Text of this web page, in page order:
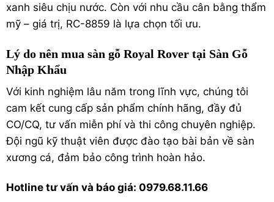
xanh siêu chịu nước. Còn với nhu cầu cân bằng thẩm
mỹ – giá trị, RC-8859 là lựa chọn tối ưu.
Lý do nên mua sàn gỗ Royal Rover tại Sàn Gỗ
Nhập Khẩu
Với kinh nghiệm lâu năm trong lĩnh vực, chúng tôi
cam kết cung cấp sản phẩm chính hãng, đầy đủ
CO/CQ, tư vấn miễn phí và thi công chuyên nghiệp.
Đội ngũ kỹ thuật viên được đào tạo bài bản về sàn
xương cá, đảm bảo công trình hoàn hảo.
Hotline tư vấn và báo giá: 0979.68.11.66